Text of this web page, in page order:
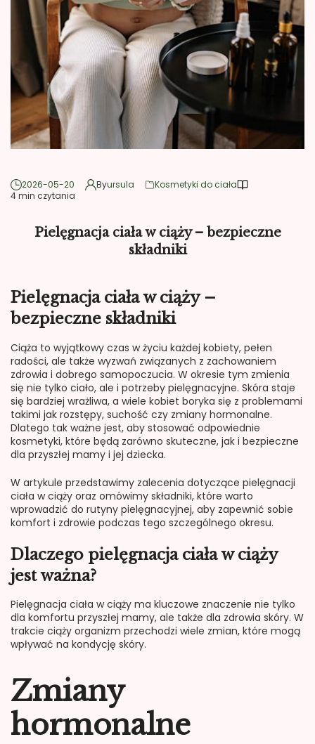
2026-05-20 Byursula
Kosmetyki do ciała
4 min czytania
Pielęgnacja ciała w ciąży – bezpieczne
składniki
Pielęgnacja ciała w ciąży –
bezpieczne składniki
Ciąża to wyjątkowy czas w życiu każdej kobiety, pełen
radości, ale także wyzwań związanych z zachowaniem
zdrowia i dobrego samopoczucia. W okresie tym zmienia
się nie tylko ciało, ale i potrzeby pielęgnacyjne. Skóra staje
się bardziej wrażliwa, a wiele kobiet boryka się z problemami
takimi jak rozstępy, suchość czy zmiany hormonalne.
Dlatego tak ważne jest, aby stosować odpowiednie
kosmetyki, które będą zarówno skuteczne, jak i bezpieczne
dla przyszłej mamy i jej dziecka.
W artykule przedstawimy zalecenia dotyczące pielęgnacji
ciała w ciąży oraz omówimy składniki, które warto
wprowadzić do rutyny pielęgnacyjnej, aby zapewnić sobie
komfort i zdrowie podczas tego szczególnego okresu.
Dlaczego pielęgnacja ciała w ciąży
jest ważna?
Pielęgnacja ciała w ciąży ma kluczowe znaczenie nie tylko
dla komfortu przyszłej mamy, ale także dla zdrowia skóry. W
trakcie ciąży organizm przechodzi wiele zmian, które mogą
wpływać na kondycję skóry.
Zmiany
hormonalne